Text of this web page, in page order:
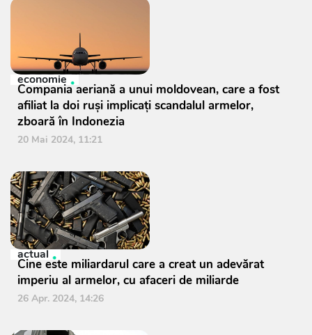
economie
Compania aeriană a unui moldovean, care a fost
afiliat la doi ruși implicați scandalul armelor,
zboară în Indonezia
20 Mai 2024, 11:21
actual
Cine este miliardarul care a creat un adevărat
imperiu al armelor, cu afaceri de miliarde
26 Apr. 2024, 14:26